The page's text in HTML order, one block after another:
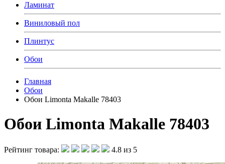
Ламинат
Виниловый пол
Плинтус
Обои
Главная
Обои
Обои Limonta Makalle 78403
Обои Limonta Makalle 78403
Рейтинг товара: 4.8 из 5